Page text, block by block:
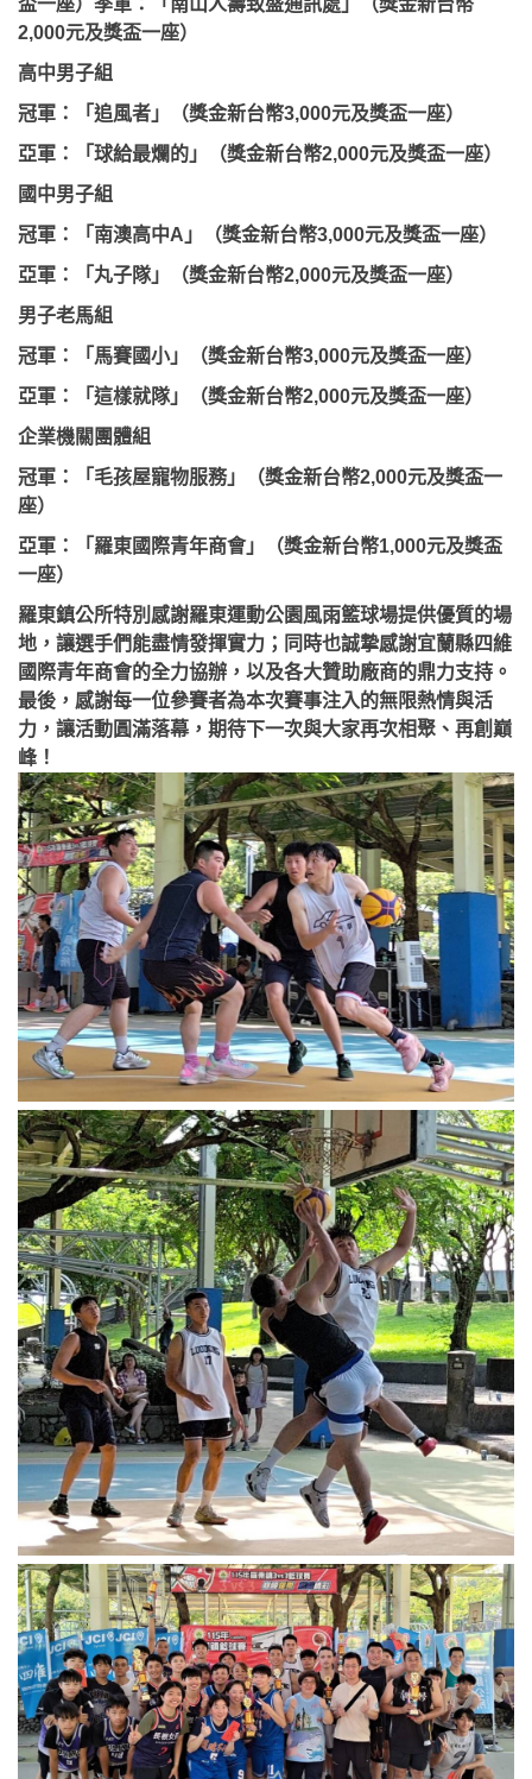
盃一座）季軍：「南山人壽致盛通訊處」（獎金新台幣
2,000元及獎盃一座）
高中男子組
冠軍：「追風者」（獎金新台幣3,000元及獎盃一座）
亞軍：「球給最爛的」（獎金新台幣2,000元及獎盃一座）
國中男子組
冠軍：「南澳高中A」（獎金新台幣3,000元及獎盃一座）
亞軍：「丸子隊」（獎金新台幣2,000元及獎盃一座）
男子老馬組
冠軍：「馬賽國小」（獎金新台幣3,000元及獎盃一座）
亞軍：「這樣就隊」（獎金新台幣2,000元及獎盃一座）
企業機關團體組
冠軍：「毛孩屋寵物服務」（獎金新台幣2,000元及獎盃一
座）
亞軍：「羅東國際青年商會」（獎金新台幣1,000元及獎盃
一座）
羅東鎮公所特別感謝羅東運動公園風雨籃球場提供優質的場
地，讓選手們能盡情發揮實力；同時也誠摯感謝宜蘭縣四維
國際青年商會的全力協辦，以及各大贊助廠商的鼎力支持。
最後，感謝每一位參賽者為本次賽事注入的無限熱情與活
力，讓活動圓滿落幕，期待下一次與大家再次相聚、再創巔
峰！